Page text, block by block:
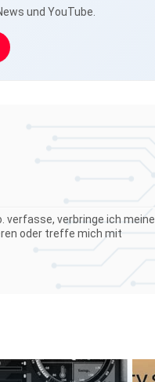
und YouTube.
verfasse, verbringe ich meine
oder treffe mich mit